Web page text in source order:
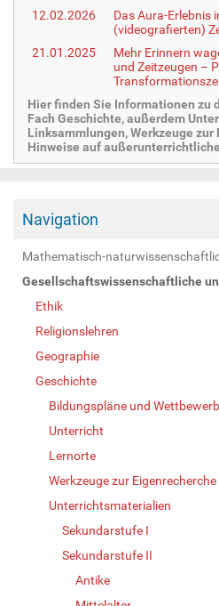
12.02.2026
Das Aura-Erlebnis
(videografierten)
21.01.2025
Mehr Erinnern
und Zeitzeugen –
Hier finden Sie Informationen zu
Fach Geschichte, außerdem
Linksammlungen, Werkzeuge zur
Hinweise auf
Navigation
Mathematisch-
Gesellschaftswissenschaftliche
Ethik
Religionslehren
Geographie
Geschichte
Bildungspläne und
Unterricht
Lernorte
Werkzeuge zur Eigenrecherche
Unterrichtsmaterialien
Sekundarstufe I
Sekundarstufe II
Antike